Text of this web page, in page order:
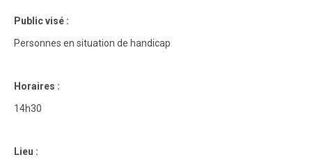
Public visé :
Personnes en situation de handicap
Horaires :
14h30
Lieu :